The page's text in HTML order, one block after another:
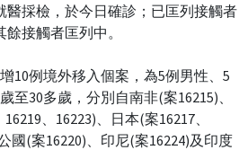
醫採檢，於今日確診；已匡列接觸者
接觸者匡列中。
10例境外移入個案，為5例男性、5
至30多歲，分別自南非(案16215)、
、16223)、日本(案16217、
國(案16220)、印尼(案16224)及印度